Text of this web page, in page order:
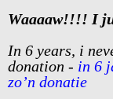
Waaaaw!!!! I
In 6 years, i
donation - in 6
zo’n donatie